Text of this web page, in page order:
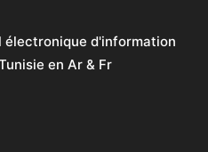
électronique d'information
en Ar & Fr